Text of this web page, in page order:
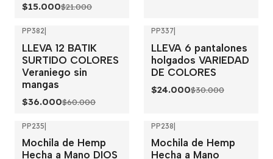
$15.000$21.000
PP382
LLEVA 12 BATIK
SURTIDO COLORES
Veraniego sin
mangas
$36.000$60.000
PP337
LLEVA 6 pantalones
holgados VARIEDAD
DE COLORES
$24.000$30.000
PP235
Mochila de Hemp
Hecha a Mano DIOS
PP238
Mochila de Hemp
Hecha a Mano